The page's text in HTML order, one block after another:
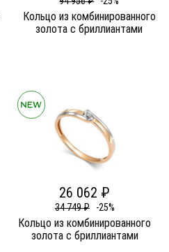
Кольцо из комбинированного
золота c бриллиантами
26 062 ₽
34 749 ₽ -25%
Кольцо из комбинированного
золота c бриллиантами